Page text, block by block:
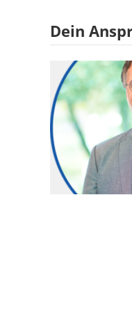
Dein